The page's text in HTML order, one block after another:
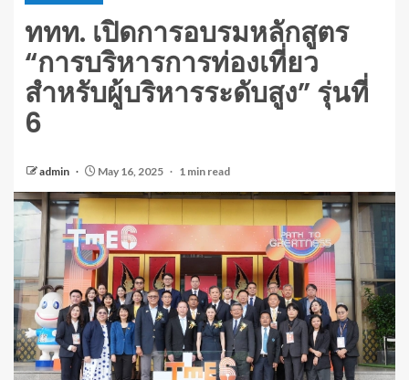
ททท. เปิดการอบรมหลักสูตร
“การบริหารการท่องเที่ยว
สำหรับผู้บริหารระดับสูง” รุ่นที่
6
admin May 16, 2025 1 min read